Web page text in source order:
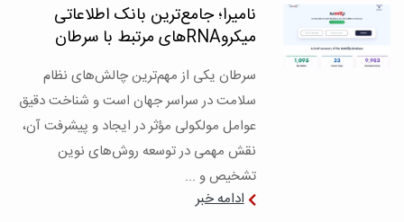
نامیرا؛ جامع‌ترین بانک اطلاعاتی
میکروRNAهای مرتبط با سرطان
سرطان یکی از مهم‌ترین چالش‌های نظام
سلامت در سراسر جهان است و شناخت دقیق
عوامل مولکولی مؤثر در ایجاد و پیشرفت آن،
نقش مهمی در توسعه روش‌های نوین
تشخیص و ...
ادامه خبر